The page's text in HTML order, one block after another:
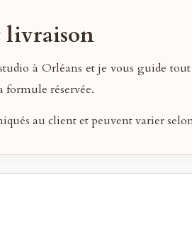
livraison
à Orléans et je vous guide
formule réservée.
au client et peuvent varier